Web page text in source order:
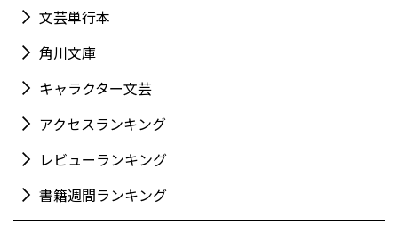
文芸単行本
角川文庫
キャラクター文芸
アクセスランキング
レビューランキング
書籍週間ランキング